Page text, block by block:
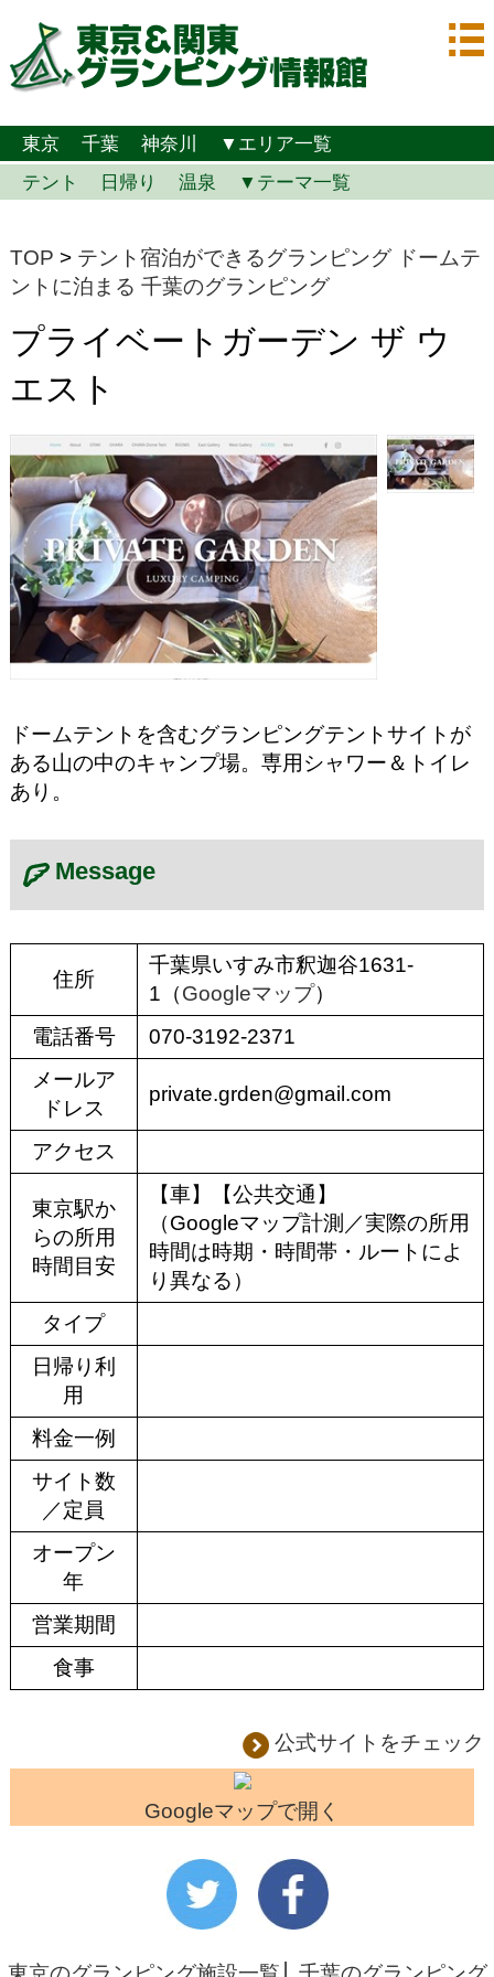
東京 千葉 神奈川
▼エリア一覧
テント
日帰り 温泉 ▼テーマ一覧
TOP > テント宿泊ができるグランピング ドームテ
ントに泊まる 千葉のグランピング
プライベートガーデン ザ ウ
エスト
ドームテントを含むグランピングテントサイトが
ある山の中のキャンプ場。専用シャワー＆トイレ
あり。
Message
住所
千葉県いすみ市釈迦谷1631-
1（Googleマップ）
電話番号
070-3192-2371
メールア
ドレス
private.grden@gmail.com
アクセス
東京駅か
らの所用
時間目安
【車】【公共交通】
（Googleマップ計測／実際の所用
時間は時期・時間帯・ルートによ
り異なる）
タイプ
日帰り利
用
料金一例
サイト数
／定員
オープン
年
営業期間
食事
公式サイトをチェック
Googleマップで開く